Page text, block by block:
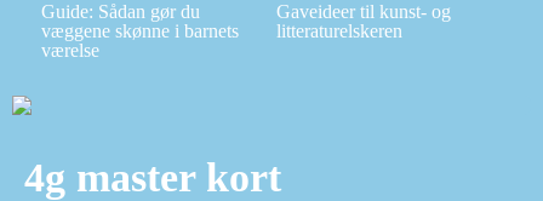
Guide: Sådan gør du
væggene skønne i barnets
værelse
Gaveideer til kunst- og
litteraturelskeren
4g master kort